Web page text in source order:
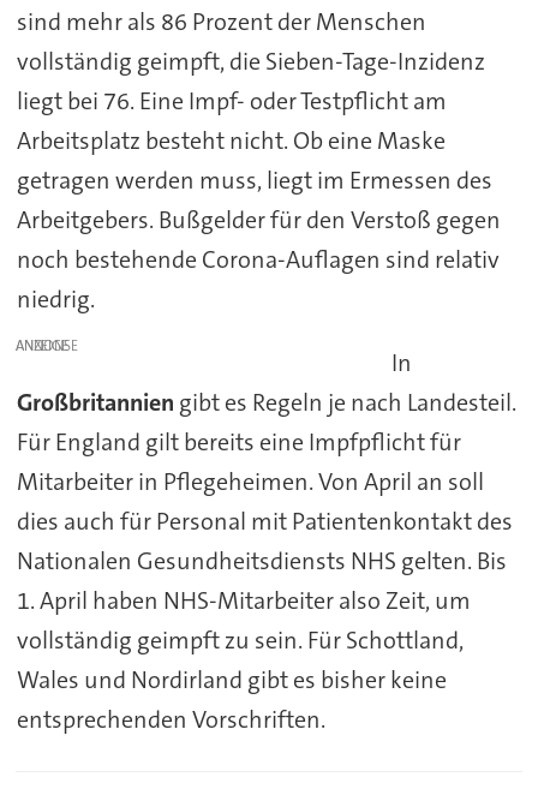
sind mehr als 86 Prozent der Menschen
vollständig geimpft, die Sieben-Tage-Inzidenz
liegt bei 76. Eine Impf- oder Testpflicht am
Arbeitsplatz besteht nicht. Ob eine Maske
getragen werden muss, liegt im Ermessen des
Arbeitgebers. Bußgelder für den Verstoß gegen
noch bestehende Corona-Auflagen sind relativ
niedrig.
ANZEIGE
In
Großbritannien gibt es Regeln je nach Landesteil.
Für England gilt bereits eine Impfpflicht für
Mitarbeiter in Pflegeheimen. Von April an soll
dies auch für Personal mit Patientenkontakt des
Nationalen Gesundheitsdiensts NHS gelten. Bis
1. April haben NHS-Mitarbeiter also Zeit, um
vollständig geimpft zu sein. Für Schottland,
Wales und Nordirland gibt es bisher keine
entsprechenden Vorschriften.